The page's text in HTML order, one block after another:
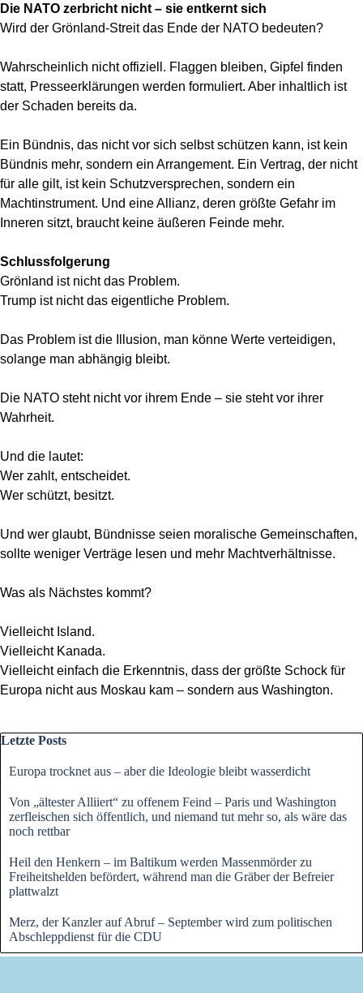
Die NATO zerbricht nicht – sie entkernt sich
Wird der Grönland-Streit das Ende der NATO bedeuten?
Wahrscheinlich nicht offiziell. Flaggen bleiben, Gipfel finden
statt, Presseerklärungen werden formuliert. Aber inhaltlich ist
der Schaden bereits da.
Ein Bündnis, das nicht vor sich selbst schützen kann, ist kein
Bündnis mehr, sondern ein Arrangement. Ein Vertrag, der nicht
für alle gilt, ist kein Schutzversprechen, sondern ein
Machtinstrument. Und eine Allianz, deren größte Gefahr im
Inneren sitzt, braucht keine äußeren Feinde mehr.
Schlussfolgerung
Grönland ist nicht das Problem.
Trump ist nicht das eigentliche Problem.
Das Problem ist die Illusion, man könne Werte verteidigen,
solange man abhängig bleibt.
Die NATO steht nicht vor ihrem Ende – sie steht vor ihrer
Wahrheit.
Und die lautet:
Wer zahlt, entscheidet.
Wer schützt, besitzt.
Und wer glaubt, Bündnisse seien moralische Gemeinschaften,
sollte weniger Verträge lesen und mehr Machtverhältnisse.
Was als Nächstes kommt?
Vielleicht Island.
Vielleicht Kanada.
Vielleicht einfach die Erkenntnis, dass der größte Schock für
Europa nicht aus Moskau kam – sondern aus Washington.
Block überspringen Letzte Posts
Letzte Posts
Europa trocknet aus – aber die Ideologie bleibt wasserdicht
Von „ältester Alliiert“ zu offenem Feind – Paris und Washington
zerfleischen sich öffentlich, und niemand tut mehr so, als wäre das
noch rettbar
Heil den Henkern – im Baltikum werden Massenmörder zu
Freiheitshelden befördert, während man die Gräber der Befreier
plattwalzt
Merz, der Kanzler auf Abruf – September wird zum politischen
Abschleppdienst für die CDU